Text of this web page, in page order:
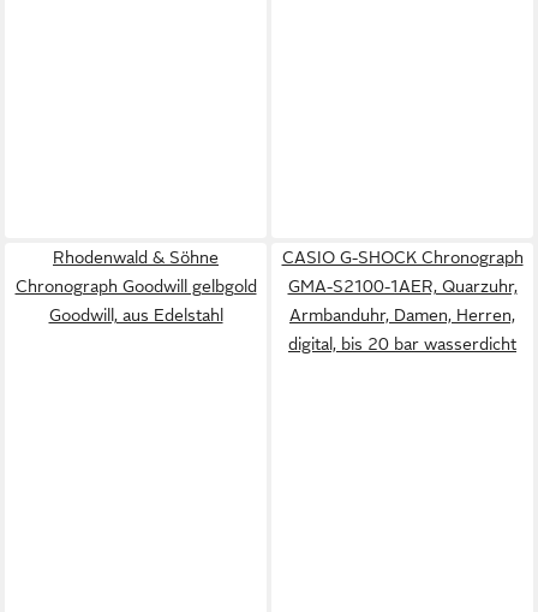
Rhodenwald & Söhne
Chronograph Goodwill gelbgold
Goodwill, aus Edelstahl
CASIO G-SHOCK Chronograph
GMA-S2100-1AER, Quarzuhr,
Armbanduhr, Damen, Herren,
digital, bis 20 bar wasserdicht